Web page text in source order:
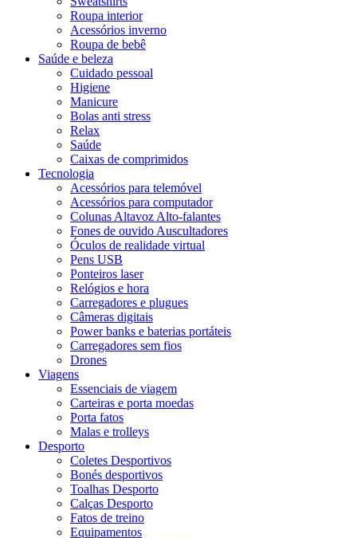
Roupa interior
Acessórios inverno
Roupa de bebê
Saúde e beleza
Cuidado pessoal
Higiene
Manicure
Bolas anti stress
Relax
Saúde
Caixas de comprimidos
Tecnologia
Acessórios para telemóvel
Acessórios para computador
Colunas Altavoz Alto-falantes
Fones de ouvido Auscultadores
Óculos de realidade virtual
Pens USB
Ponteiros laser
Relógios e hora
Carregadores e plugues
Câmeras digitais
Power banks e baterias portáteis
Carregadores sem fios
Drones
Viagens
Essenciais de viagem
Carteiras e porta moedas
Porta fatos
Malas e trolleys
Desporto
Coletes Desportivos
Bonés desportivos
Toalhas Desporto
Calças Desporto
Fatos de treino
Equipamentos